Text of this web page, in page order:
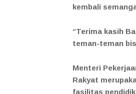
kembali
“Terima kasih
teman-teman
Menteri
Rakyat
fasilitas